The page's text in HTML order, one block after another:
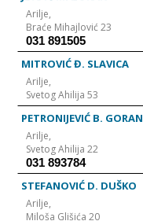
Arilje,
Braće Mihajlović 23
031 891505
MITROVIĆ Đ. SLAVICA
Arilje,
Svetog Ahilija 53
PETRONIJEVIĆ B. GORAN
Arilje,
Svetog Ahilija 22
031 893784
STEFANOVIĆ D. DUŠKO
Arilje,
Miloša Glišića 20